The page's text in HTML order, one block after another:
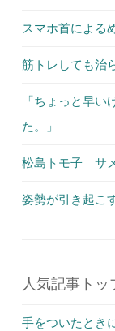
スマホ首による
筋トレしても治
「ちょっと早
た。」
松島トモ子 サ
姿勢が引き起こ
人気記事トッ
手をついたとき